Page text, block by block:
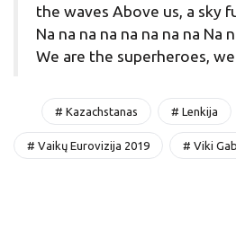
the waves Above us, a sky
Na na na na na na na na Na
We are the superheroes,
# Kazachstanas # Lenkija
# Vaikų Eurovizija 2019 # Viki